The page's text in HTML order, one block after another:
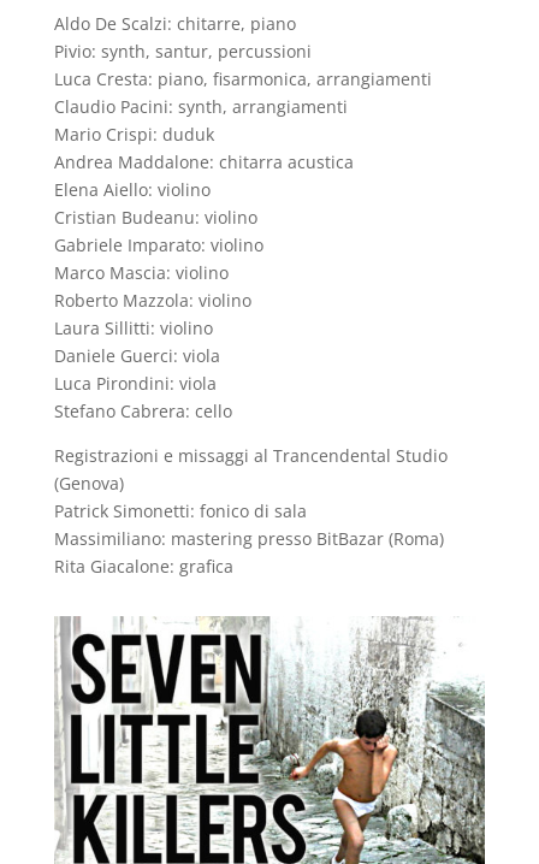
Aldo De Scalzi: chitarre, piano
Pivio: synth, santur, percussioni
Luca Cresta: piano, fisarmonica, arrangiamenti
Claudio Pacini: synth, arrangiamenti
Mario Crispi: duduk
Andrea Maddalone: chitarra acustica
Elena Aiello: violino
Cristian Budeanu: violino
Gabriele Imparato: violino
Marco Mascia: violino
Roberto Mazzola: violino
Laura Sillitti: violino
Daniele Guerci: viola
Luca Pirondini: viola
Stefano Cabrera: cello
Registrazioni e missaggi al Trancendental Studio
(Genova)
Patrick Simonetti: fonico di sala
Massimiliano: mastering presso BitBazar (Roma)
Rita Giacalone: grafica